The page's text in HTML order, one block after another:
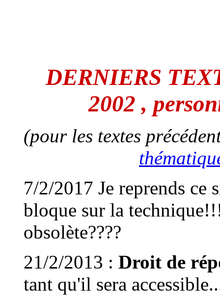
DERNIERS
2002 ,
(pour les textes
7/2/2017 Je reprends ce
bloque sur la
obsolète????
21/2/2013 : Droit de
tant qu'il sera